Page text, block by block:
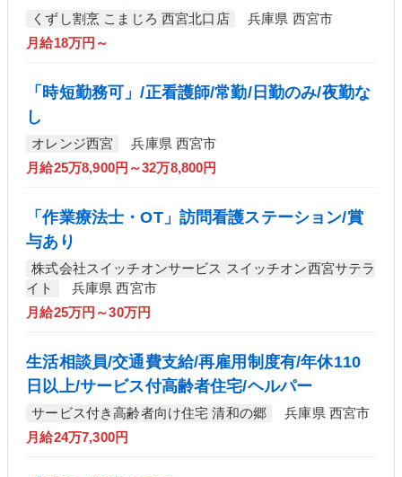
くずし割烹 こまじろ 西宮北口店
兵庫県 西宮市
月給18万円～
「時短勤務可」/正看護師/常勤/日勤のみ/夜勤な
し
オレンジ西宮
兵庫県 西宮市
月給25万8,900円～32万8,800円
「作業療法士・OT」訪問看護ステーション/賞
与あり
株式会社スイッチオンサービス スイッチオン西宮サテラ
イト
兵庫県 西宮市
月給25万円～30万円
生活相談員/交通費支給/再雇用制度有/年休110
日以上/サービス付高齢者住宅/ヘルパー
サービス付き高齢者向け住宅 清和の郷
兵庫県 西宮市
月給24万7,300円